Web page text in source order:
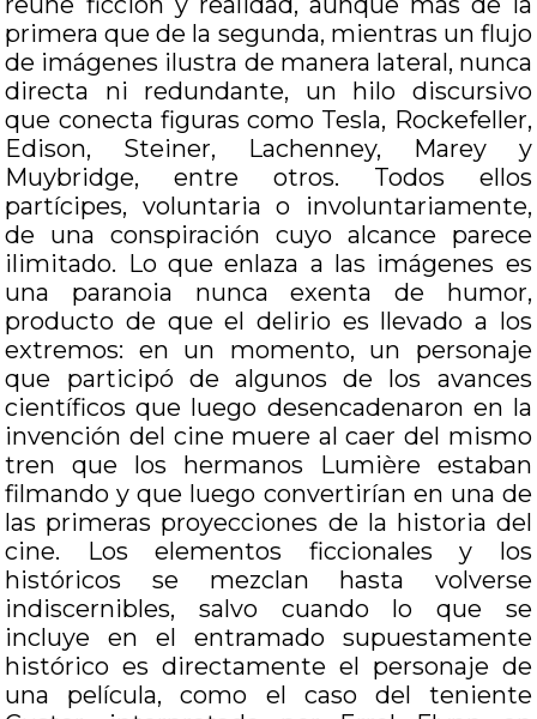
primera que de la segunda, mientras un flujo
de imágenes ilustra de manera lateral, nunca
directa ni redundante, un hilo discursivo
que conecta figuras como Tesla, Rockefeller,
Edison, Steiner, Lachenney, Marey y
Muybridge, entre otros. Todos ellos
partícipes, voluntaria o involuntariamente,
de una conspiración cuyo alcance parece
ilimitado. Lo que enlaza a las imágenes es
una paranoia nunca exenta de humor,
producto de que el delirio es llevado a los
extremos: en un momento, un personaje
que participó de algunos de los avances
científicos que luego desencadenaron en la
invención del cine muere al caer del mismo
tren que los hermanos Lumière estaban
filmando y que luego convertirían en una de
las primeras proyecciones de la historia del
cine. Los elementos ficcionales y los
históricos se mezclan hasta volverse
indiscernibles, salvo cuando lo que se
incluye en el entramado supuestamente
histórico es directamente el personaje de
una película, como el caso del teniente